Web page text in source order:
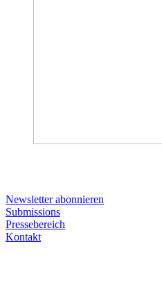
Newsletter abonnieren
Submissions
Pressebereich
Kontakt